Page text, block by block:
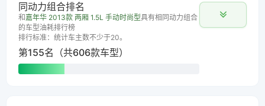
同动力组合排名
和嘉年华 2013款 两厢 1.5L 手动时尚型具有相同动力组合
的车型油耗排行榜
排行标准：统计车主数不少于20。
第155名（共606款车型）